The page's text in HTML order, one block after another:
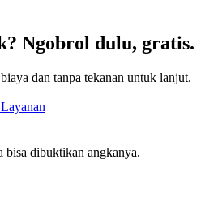
Ngobrol dulu, gratis.
dan tanpa tekanan untuk lanjut.
bisa dibuktikan angkanya.